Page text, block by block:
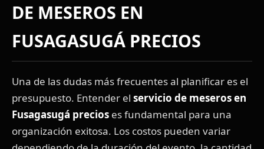
DE MESEROS EN
FUSAGASUGÁ PRECIOS
Una de las dudas más frecuentes al planificar es el
presupuesto. Entender el servicio de meseros en
Fusagasugá precios es fundamental para una
organización exitosa. Los costos pueden variar